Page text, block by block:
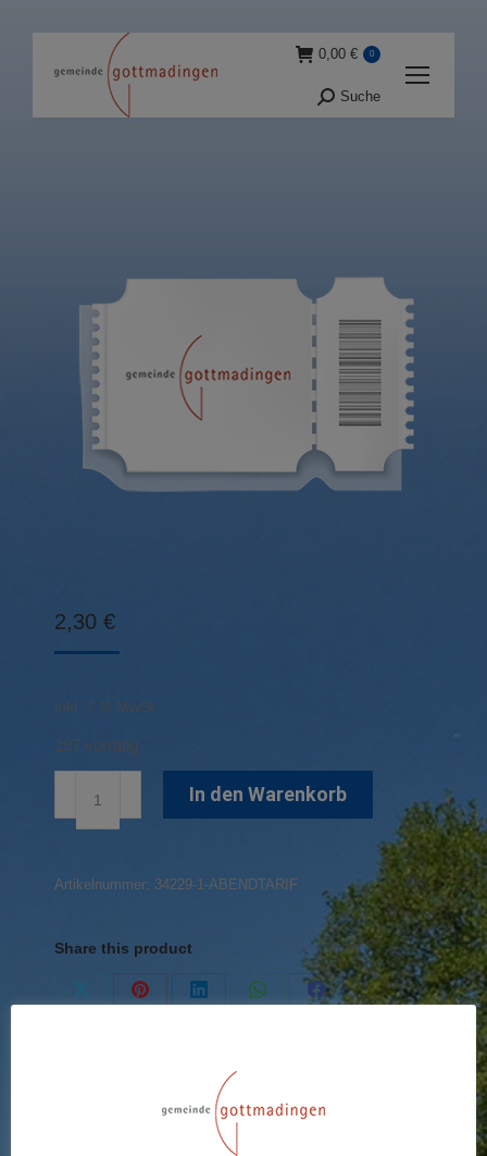
0,00 € 0
Suche:
Suche
2,30 €
inkl. 7 % MwSt.
197 vorrätig
In den Warenkorb
Artikelnummer: 34229-1-ABENDTARIF
Share this product
Share
Share
Share
LinkedIn
Share
Share
Rezensionen (0)